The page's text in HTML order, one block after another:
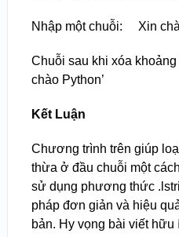
Nhập một chuỗi: Xin
Chuỗi sau khi xóa
chào Python’
Kết Luận
Chương trình trên giúp
thừa ở đầu chuỗi một
sử dụng phương thức
pháp đơn giản và hiệu
bản. Hy vọng bài viết hữu